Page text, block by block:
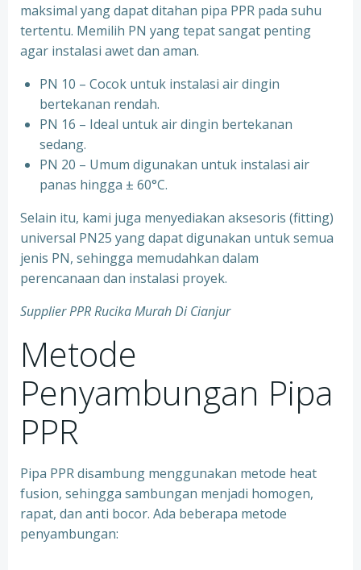
maksimal yang dapat ditahan pipa PPR pada suhu
tertentu. Memilih PN yang tepat sangat penting
agar instalasi awet dan aman.
PN 10 – Cocok untuk instalasi air dingin
bertekanan rendah.
⁠PN 16 – Ideal untuk air dingin bertekanan
sedang.
⁠PN 20 – Umum digunakan untuk instalasi air
panas hingga ± 60°C.
Selain itu, kami juga menyediakan aksesoris (fitting)
universal PN25 yang dapat digunakan untuk semua
jenis PN, sehingga memudahkan dalam
perencanaan dan instalasi proyek.
Supplier PPR Rucika Murah Di Cianjur
Metode
Penyambungan Pipa
PPR
Pipa PPR disambung menggunakan metode heat
fusion, sehingga sambungan menjadi homogen,
rapat, dan anti bocor. Ada beberapa metode
penyambungan: